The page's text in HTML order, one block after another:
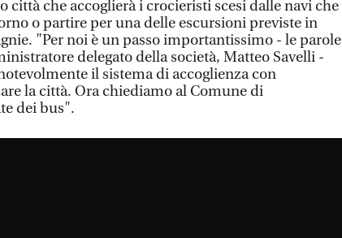
città che accoglierà i crocieristi scesi dalle navi che
o partire per una delle escursioni previste in
"Per noi è un passo importantissimo - le parole
delegato della società, Matteo Savelli -
il sistema di accoglienza con
la città. Ora chiediamo al Comune di
dei bus".